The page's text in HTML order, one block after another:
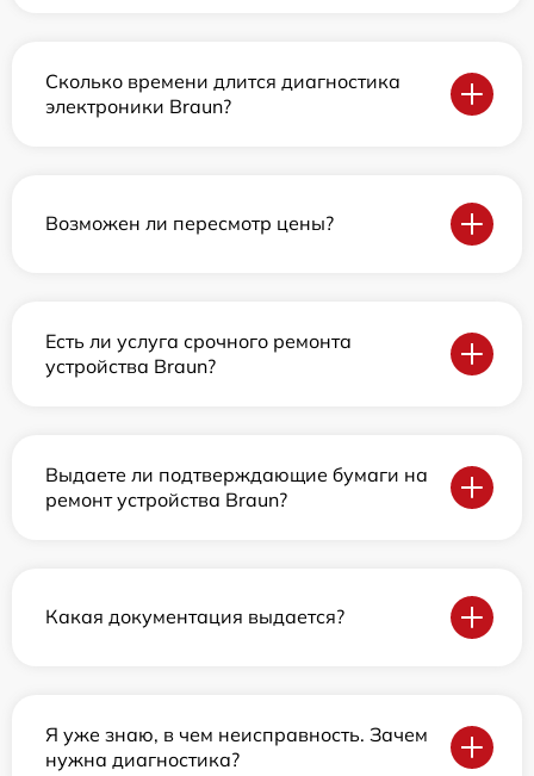
Сколько времени длится диагностика
электроники Braun?
Возможен ли пересмотр цены?
Есть ли услуга срочного ремонта
устройства Braun?
Выдаете ли подтверждающие бумаги на
ремонт устройства Braun?
Какая документация выдается?
Я уже знаю, в чем неисправность. Зачем
нужна диагностика?